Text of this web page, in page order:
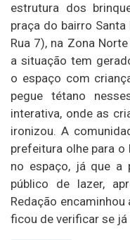
estrutura dos
praça do bairro
Rua 7), na Zona
a situação tem
o espaço com
pegue tétano
interativa, onde as
ironizou. A
prefeitura olhe para o
no espaço, já que a
público de lazer,
Redação
ficou de verificar se já